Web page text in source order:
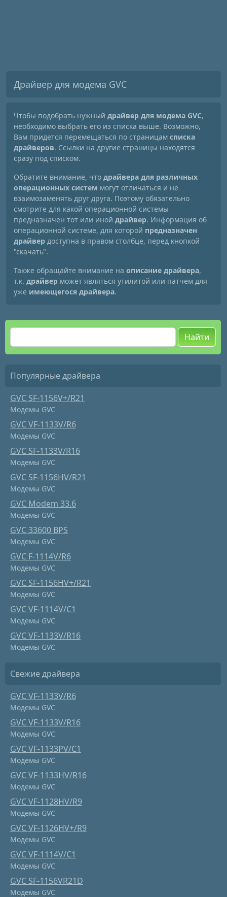
Драйвер для модема GVC
Чтобы подобрать нужный драйвер для модема GVC,
необходимо выбрать его из списка выше. Возможно,
Вам придется перемещаться по страницам списка
драйверов. Ссылки на другие страницы находятся
сразу под списком.
Обратите внимание, что драйвера для различных
операционных систем могут отличаться и не
взаимозаменять друг друга. Поэтому обязательно
смотрите для какой операционной системы
предназначен тот или иной драйвер. Информация об
операционной системе, для которой предназначен
драйвер доступна в правом столбце, перед кнопкой
"скачать".
Также обращайте внимание на описание драйвера,
т.к. драйвер может являться утилитой или патчем для
уже имеющегося драйвера.
Найти
Популярные драйвера
GVC SF-1156V+/R21
Модемы GVC
GVC VF-1133V/R6
Модемы GVC
GVC SF-1133V/R16
Модемы GVC
GVC SF-1156HV/R21
Модемы GVC
GVC Modem 33.6
Модемы GVC
GVC 33600 BPS
Модемы GVC
GVC F-1114V/R6
Модемы GVC
GVC SF-1156HV+/R21
Модемы GVC
GVC VF-1114V/C1
Модемы GVC
GVC VF-1133V/R16
Модемы GVC
Свежие драйвера
GVC VF-1133V/R6
Модемы GVC
GVC VF-1133V/R16
Модемы GVC
GVC VF-1133PV/C1
Модемы GVC
GVC VF-1133HV/R16
Модемы GVC
GVC VF-1128HV/R9
Модемы GVC
GVC VF-1126HV+/R9
Модемы GVC
GVC VF-1114V/C1
Модемы GVC
GVC SF-1156VR21D
Модемы GVC